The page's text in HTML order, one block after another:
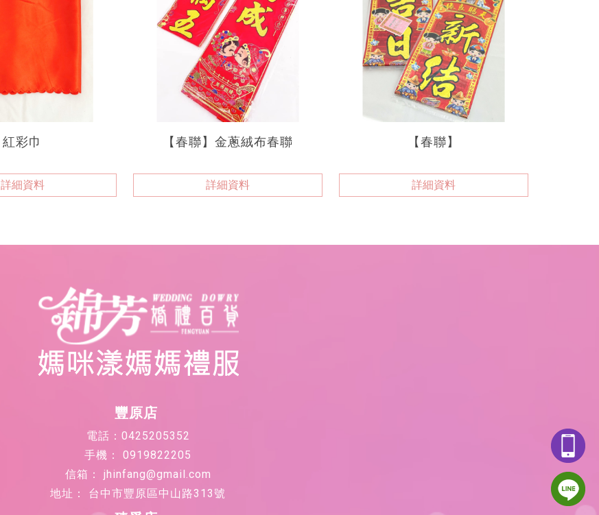
紅彩巾
詳細資料
【春聯】金蔥絨布春聯
詳細資料
【春聯】
詳細資料
0919822205
jhinfang@gmail.com
台中市豐原區中山路313號